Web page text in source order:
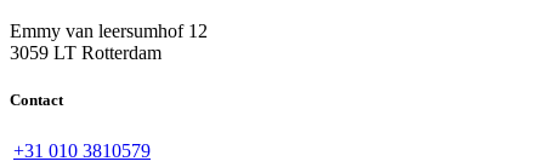
Emmy van leersumhof 12
3059 LT Rotterdam
Contact
+31 010 3810579